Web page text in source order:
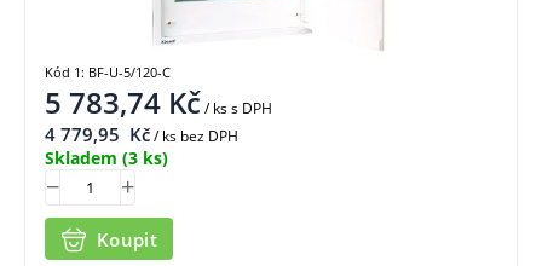
5 783,74 Kč/ kss DPH
4 779,95 Kč/ ks bez DPH
Skladem (3 ks)
Koupit
Kód 1: BF-U-5/120-C